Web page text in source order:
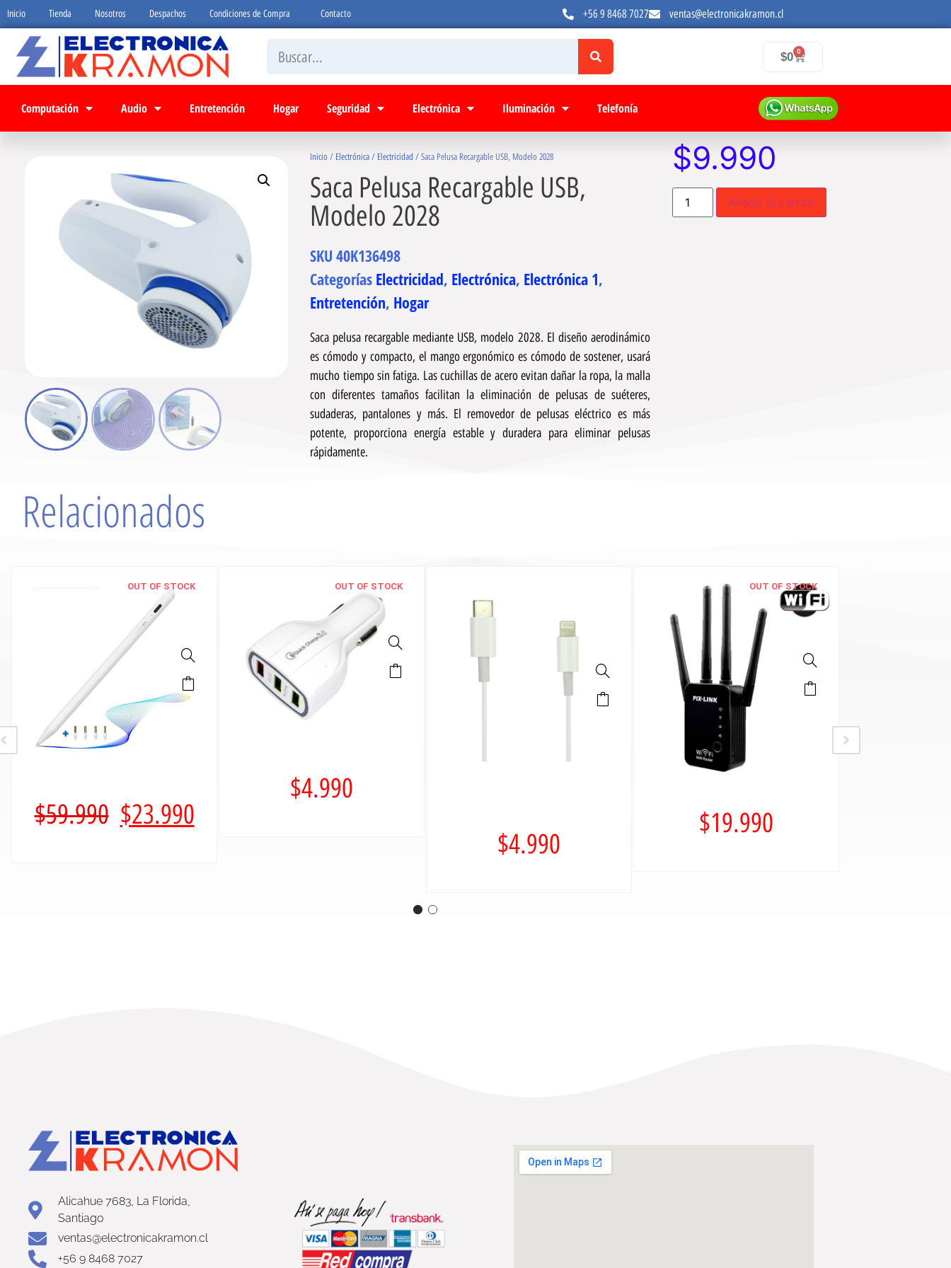
Inicio Tienda Nosotros Despachos Condiciones de Compra Contacto +56 9 8468 7027 ventas@electronicakramon.cl
$0 0
Computación Audio Entretención Hogar Seguridad Electrónica Iluminación Telefonía
Inicio / Electrónica / Electricidad / Saca Pelusa Recargable USB, Modelo 2028
Saca Pelusa Recargable USB,
Modelo 2028
SKU40K136498
Categorías Electricidad, Electrónica, Electrónica 1,
Entretención, Hogar
Saca pelusa recargable mediante USB, modelo 2028. El diseño aerodinámico
es cómodo y compacto, el mango ergonómico es cómodo de sostener, usará
mucho tiempo sin fatiga. Las cuchillas de acero evitan dañar la ropa, la malla
con diferentes tamaños facilitan la eliminación de pelusas de suéteres,
sudaderas, pantalones y más. El removedor de pelusas eléctrico es más
potente, proporciona energía estable y duradera para eliminar pelusas
rápidamente.
$9.990
Añadir al carrito
Relacionados
OUT OF STOCK
$59.990 $23.990
OUT OF STOCK
$4.990
$4.990
OUT OF STOCK
$19.990
Alicahue 7683, La Florida,
Santiago
ventas@electronicakramon.cl
+56 9 8468 7027